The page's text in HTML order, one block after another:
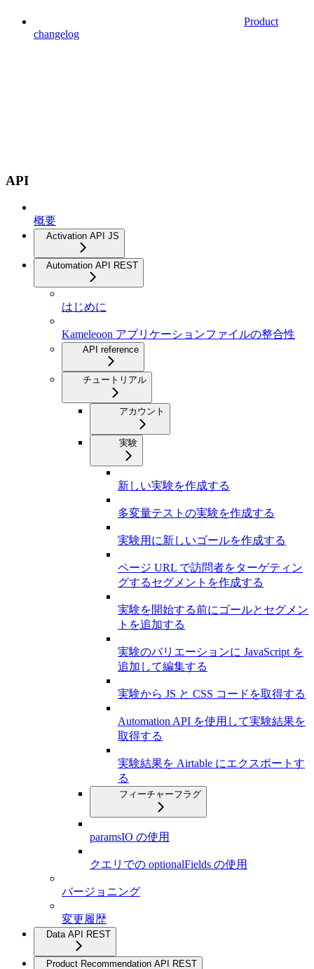
Product
changelog
API
概要
Activation API JS
Automation API REST
はじめに
Kameleoon アプリケーションファイルの整合性
API reference
チュートリアル
アカウント
実験
新しい実験を作成する
多変量テストの実験を作成する
実験用に新しいゴールを作成する
ページ URL で訪問者をターゲティン
グするセグメントを作成する
実験を開始する前にゴールとセグメン
トを追加する
実験のバリエーションに JavaScript を
追加して編集する
実験から JS と CSS コードを取得する
Automation API を使用して実験結果を
取得する
実験結果を Airtable にエクスポートす
る
フィーチャーフラグ
paramsIO の使用
クエリでの optionalFields の使用
バージョニング
変更履歴
Data API REST
Product Recommendation API REST